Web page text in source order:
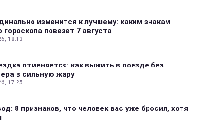
изменится к лучшему: каким знакам
гороскопа повезет 7 августа
18:13
отменяется: как выжить в поезде без
в сильную жару
17:25
8 признаков, что человек вас уже бросил, хотя